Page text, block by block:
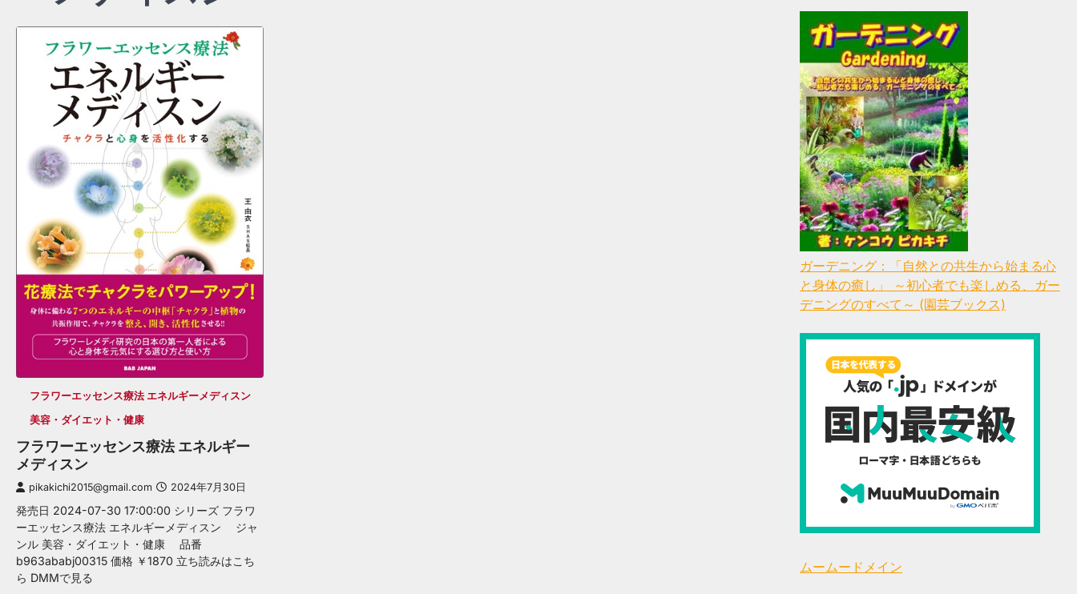
フラワーエッセンス療法 エネルギーメディスン
美容・ダイエット・健康
フラワーエッセンス療法 エネルギー
メディスン
pikakichi2015@gmail.com 2024年7月30日
発売日 2024-07-30 17:00:00 シリーズ フラワ
ーエッセンス療法 エネルギーメディスン ジャ
ンル 美容・ダイエット・健康 品番
b963ababj00315 価格 ￥1870 立ち読みはこち
ら DMMで見る
ガーデニング：「自然との共生から始まる心
と身体の癒し」 ～初心者でも楽しめる、ガー
デニングのすべて～ (園芸ブックス)
ムームードメイン